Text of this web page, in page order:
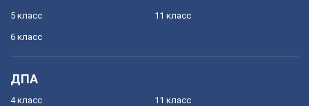
5 класс
6 класс
11 класс
ДПА
4 класс 11 класс